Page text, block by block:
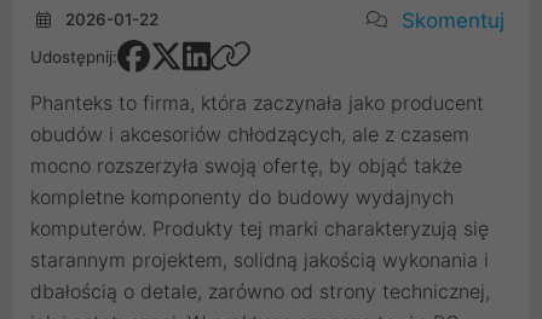
2026-01-22 Skomentuj
Udostępnij:
Phanteks to firma, która zaczynała jako producent
obudów i akcesoriów chłodzących, ale z czasem
mocno rozszerzyła swoją ofertę, by objąć także
kompletne komponenty do budowy wydajnych
komputerów. Produkty tej marki charakteryzują się
starannym projektem, solidną jakością wykonania i
dbałością o detale, zarówno od strony technicznej,